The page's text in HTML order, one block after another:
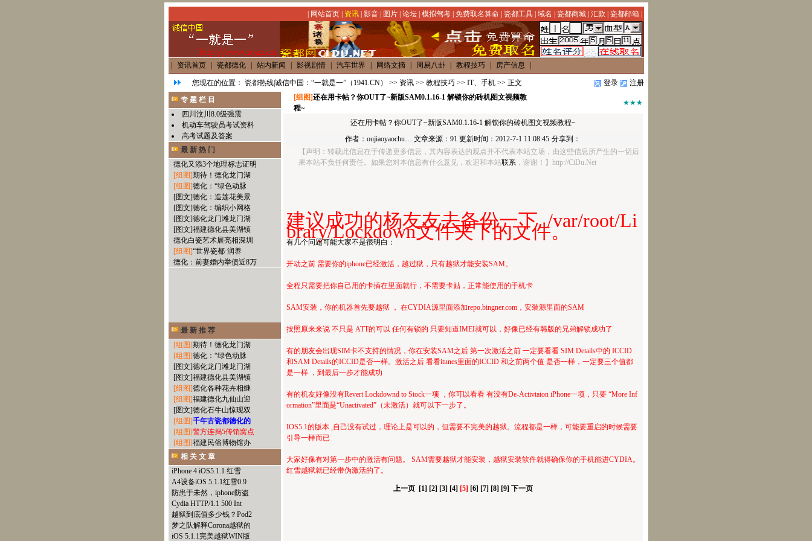
网站首页| 资讯| 影音| 图片| 论坛| 模拟驾考| 免费取名算命| 瓷都工具| 域名 瓷都商城| 汇款 瓷都邮箱
资讯首页 瓷都德化 站内新闻 影视剧情 汽车世界 网络文摘 周易八卦 教程技巧 房产信息
您现在的位置： 瓷都热线|诚信中国：“一就是一”（1941.CN） >> 资讯>> 教程技巧>> IT、手机>> 正文 登录
注册
专 题 栏 目
四川汶川8.0级强震
机动车驾驶员考试资料
高考试题及答案
最 新 热 门
德化又添3个地理标志证明
[组图]期待！德化龙门湖
[组图]德化：“绿色动脉
[图文]德化：造莲花美景
[图文]德化：编织小网格
[图文]德化龙门滩龙门湖
[图文]福建德化县美湖镇
德化白瓷艺术展亮相深圳
[组图]“世界瓷都·润养
德化：前妻婚内举债近8万
最 新 推 荐
[组图]期待！德化龙门湖
[组图]德化：“绿色动脉
[图文]德化龙门滩龙门湖
[图文]福建德化县美湖镇
[组图]德化各种花卉相继
[组图]福建德化九仙山迎
[图文]德化石牛山惊现双
[组图]千年古瓷都德化的
[组图]警方连捣5传销窝点
[组图]福建民俗博物馆办
相 关 文 章
iPhone 4 iOS5.1.1 红雪
A4设备iOS 5.1.1红雪0.9
防患于未然，iphone防盗
Cydia HTTP/1.1 500 Int
越狱到底值多少钱？Pod2
梦之队解释Corona越狱的
iOS 5.1.1完美越狱WIN版
[组图]还在用卡帖？你OUT了~新版SAM0.1.16-1 解锁你的砖机图文视频教
程~
★★★
还在用卡帖？你OUT了~新版SAM0.1.16-1 解锁你的砖机图文视频教程~
作者： oujiaoyaochu… 文章来源： 91 更新时间：2012-7-1 11:08:45 分享到：
【声明：转载此信息在于传递更多信息，其内容表达的观点并不代表本站立场，由这些信息所产生的一切后
果本站不负任何责任。如果您对本信息有什么意见，欢迎和本站联系，谢谢！】http://CiDu.Net
建议成功的杨友友去备份一下 /var/root/Li
brary/Lockdown文件夹下的文件。
有几个问题可能大家不是很明白：
开动之前 需要你的iphone已经激活，越过狱，只有越狱才能安装SAM。
全程只需要把你自己用的卡插在里面就行，不需要卡贴，正常能使用的手机卡
SAM安装，你的机器首先要越狱 ， 在CYDIA源里面添加repo.bingner.com，安装源里面的SAM
按照原来来说 不只是 ATT的可以 任何有锁的 只要知道IMEI就可以，好像已经有韩版的兄弟解锁成功了
有的朋友会出现SIM卡不支持的情况，你在安装SAM之后 第一次激活之前 一定要看看 SIM Details中的 ICCID
和SAM Details的ICCID是否一样。激活之后 看看itunes里面的ICCID 和之前两个值 是否一样，一定要三个值都
是一样 ，到最后一步才能成功
有的机友好像没有Revert Lockdownd to Stock一项 ，你可以看看 有没有De-Activtaion iPhone一项，只要 “More Inf
ormation”里面是“Unactivated”（未激活）就可以下一步了。
IOS5.1的版本 ,自己没有试过，理论上是可以的，但需要不完美的越狱。流程都是一样，可能要重启的时候需要
引导一样而已
大家好像有对第一步中的激活有问题。 SAM需要越狱才能安装，越狱安装软件就得确保你的手机能进CYDIA。
红雪越狱就已经带伪激活的了。
上一页 [1] [2] [3] [4] [5] [6] [7] [8] [9] 下一页